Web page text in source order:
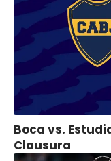
Boca vs.
Clausura